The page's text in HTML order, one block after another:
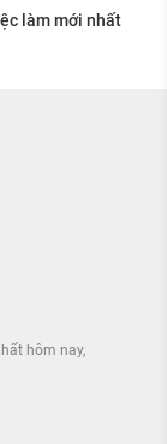
làm mới nhất
hôm nay